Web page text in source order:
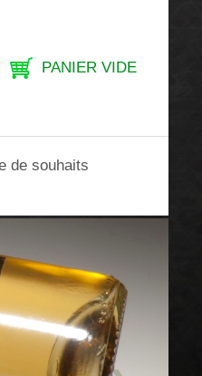
PANIER VIDE
de souhaits